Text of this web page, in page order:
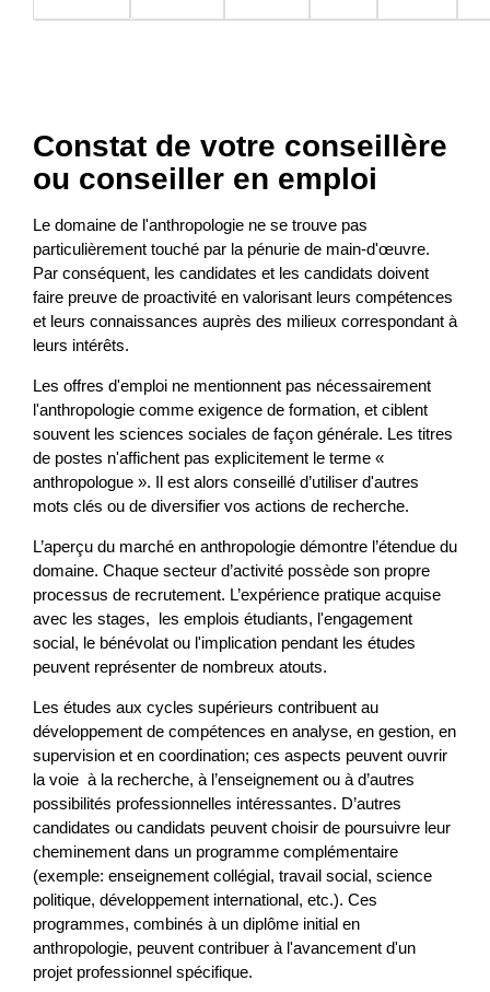
Constat de votre conseillère
ou conseiller en emploi
Le domaine de l'anthropologie ne se trouve pas
particulièrement touché par la pénurie de main-d'œuvre.
Par conséquent, les candidates et les candidats doivent
faire preuve de proactivité en valorisant leurs compétences
et leurs connaissances auprès des milieux correspondant à
leurs intérêts.
Les offres d'emploi ne mentionnent pas nécessairement
l'anthropologie comme exigence de formation, et ciblent
souvent les sciences sociales de façon générale. Les titres
de postes n'affichent pas explicitement le terme «
anthropologue ». Il est alors conseillé d’utiliser d'autres
mots clés ou de diversifier vos actions de recherche.
L’aperçu du marché en anthropologie démontre l’étendue du
domaine. Chaque secteur d’activité possède son propre
processus de recrutement. L’expérience pratique acquise
avec les stages, les emplois étudiants, l'engagement
social, le bénévolat ou l'implication pendant les études
peuvent représenter de nombreux atouts.
Les études aux cycles supérieurs contribuent au
développement de compétences en analyse, en gestion, en
supervision et en coordination; ces aspects peuvent ouvrir
la voie à la recherche, à l’enseignement ou à d’autres
possibilités professionnelles intéressantes. D’autres
candidates ou candidats peuvent choisir de poursuivre leur
cheminement dans un programme complémentaire
(exemple: enseignement collégial, travail social, science
politique, développement international, etc.). Ces
programmes, combinés à un diplôme initial en
anthropologie, peuvent contribuer à l'avancement d'un
projet professionnel spécifique.